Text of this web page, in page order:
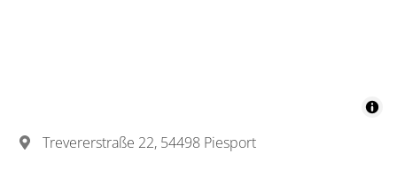
Trevererstraße 22, 54498 Piesport